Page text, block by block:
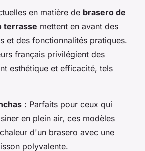
en matière de brasero de
terrasse mettent en avant des
et des fonctionnalités pratiques.
français privilégient des
esthétique et efficacité, tels
: Parfaits pour ceux qui
en plein air, ces modèles
d'un brasero avec une
polyvalente.